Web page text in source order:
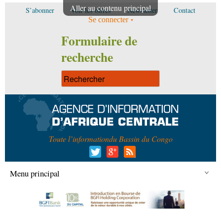
Aller au contenu principal
S’abonner Voir les offres Newsletter Contact
Se connecter
Formulaire de
recherche
Toute l’informationdu Bassin du Congo
Menu principal